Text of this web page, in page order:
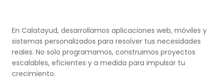
En Calatayud, desarrollamos aplicaciones web, móviles y
sistemas personalizados para resolver tus necesidades
reales. No solo programamos, construimos proyectos
escalables, eficientes y a medida para impulsar tu
crecimiento.